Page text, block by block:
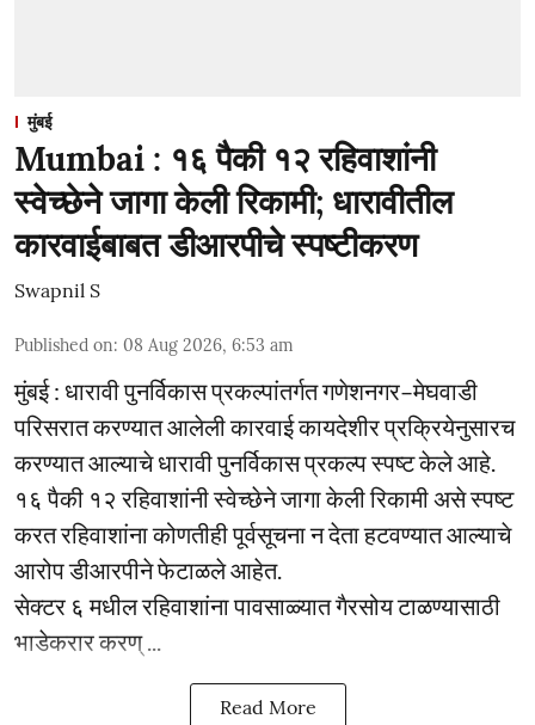
मुंबई
Mumbai : १६ पैकी १२ रहिवाशांनी
स्वेच्छेने जागा केली रिकामी; धारावीतील
कारवाईबाबत डीआरपीचे स्पष्टीकरण
Swapnil S
Published on: 08 Aug 2026, 6:53 am
मुंबई : धारावी पुनर्विकास प्रकल्पांतर्गत गणेशनगर–मेघवाडी
परिसरात करण्यात आलेली कारवाई कायदेशीर प्रक्रियेनुसारच
करण्यात आल्याचे धारावी पुनर्विकास प्रकल्प स्पष्ट केले आहे.
१६ पैकी १२ रहिवाशांनी स्वेच्छेने जागा केली रिकामी असे स्पष्ट
करत रहिवाशांना कोणतीही पूर्वसूचना न देता हटवण्यात आल्याचे
आरोप डीआरपीने फेटाळले आहेत.
सेक्टर ६ मधील रहिवाशांना पावसाळ्यात गैरसोय टाळण्यासाठी
भाडेकरार करण् ...
Read More